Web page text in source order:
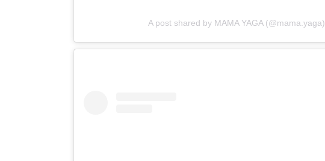
A post shared by MAMA YAGA (@mama.yaga)